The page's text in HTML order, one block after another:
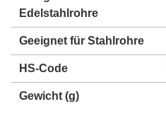
Edelstahlrohre
Geeignet für Stahlrohre
HS-Code
Gewicht (g)